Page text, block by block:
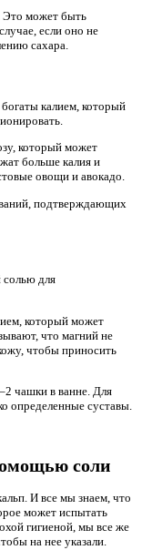
Это может быть
если оно не
сахара.
калием, который
который может
больше калия и
овощи и авокадо.
подтверждающих
солью для
который может
что магний не
чтобы приносить
чашки в ванне. Для
определенные суставы.
соли
И все мы знаем, что
может испытать
гигиеной, мы все же
на нее указали.